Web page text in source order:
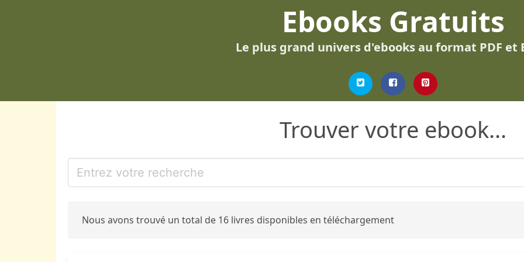
Ebooks Gratuits
Le plus grand univers d'ebooks au format PDF et
Trouver votre ebook...
Nous avons trouvé un total de 16 livres disponibles en téléchargement